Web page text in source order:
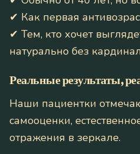
✔ Как первая
✔ Тем, кто хочет
натурально без
Реальные результаты,
Наши пациентки
самооценки,
отражения в зеркале.